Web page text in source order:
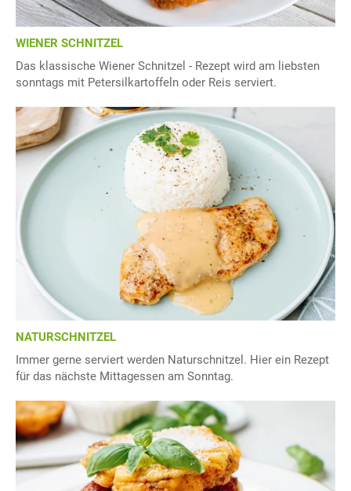
WIENER SCHNITZEL
Das klassische Wiener Schnitzel - Rezept wird am liebsten
sonntags mit Petersilkartoffeln oder Reis serviert.
NATURSCHNITZEL
Immer gerne serviert werden Naturschnitzel. Hier ein Rezept
für das nächste Mittagessen am Sonntag.